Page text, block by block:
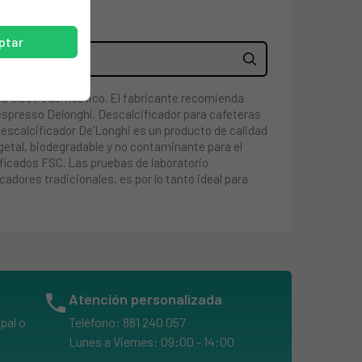
electrodoméstico. El fabricante recomienda
Delonghi. Descalcificador para cafeteras
De'Longhi es un producto de calidad
biodegradable y no contaminante para el
FSC. Las pruebas de laboratorio
tradicionales, es por lo tanto ideal para
o
phone Atención personalizada
Teléfono: 881 240 057
Lunes a Viernes: 09:00 - 14:00